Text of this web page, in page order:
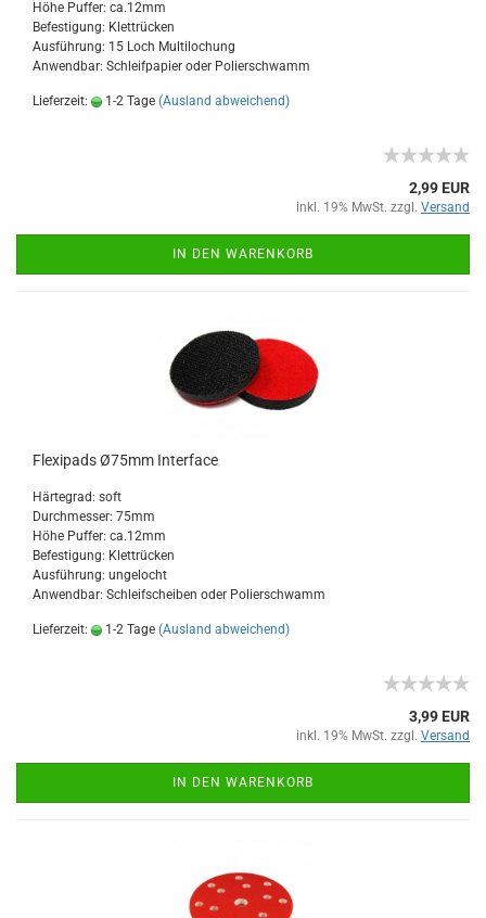
Höhe Puffer: ca.12mm
Befestigung: Klettrücken
Ausführung: 15 Loch Multilochung
Anwendbar: Schleifpapier oder Polierschwamm
Lieferzeit: 1-2 Tage (Ausland abweichend)
2,99 EUR
inkl. 19% MwSt. zzgl. Versand
IN DEN WARENKORB
Flexipads Ø75mm Interface
Härtegrad: soft
Durchmesser: 75mm
Höhe Puffer: ca.12mm
Befestigung: Klettrücken
Ausführung: ungelocht
Anwendbar: Schleifscheiben oder Polierschwamm
Lieferzeit: 1-2 Tage (Ausland abweichend)
3,99 EUR
inkl. 19% MwSt. zzgl. Versand
IN DEN WARENKORB